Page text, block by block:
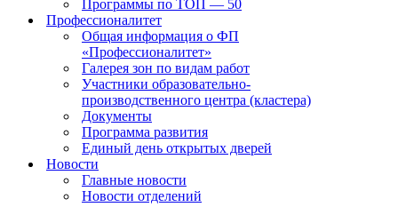
Программы по ТОП — 50
Профессионалитет
Общая информация о ФП
«Профессионалитет»
Галерея зон по видам работ
Участники образовательно-
производственного центра (кластера)
Документы
Программа развития
Единый день открытых дверей
Новости
Главные новости
Новости отделений